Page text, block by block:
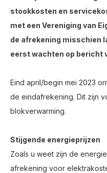
stookkosten en
met een Vereniging van
de afrekening misschien
eerst wachten op bericht
Eind april/begin mei 2023
de eindafrekening. Dit zijn
blokverwarming.
Stijgende energieprijzen
Zoals u weet zijn de
afrekening voor